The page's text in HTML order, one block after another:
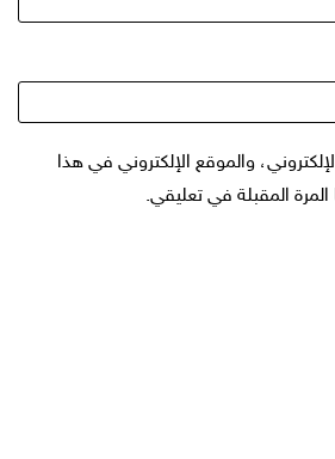
والموقع الإلكتروني في هذا
المقبلة في تعليقي.